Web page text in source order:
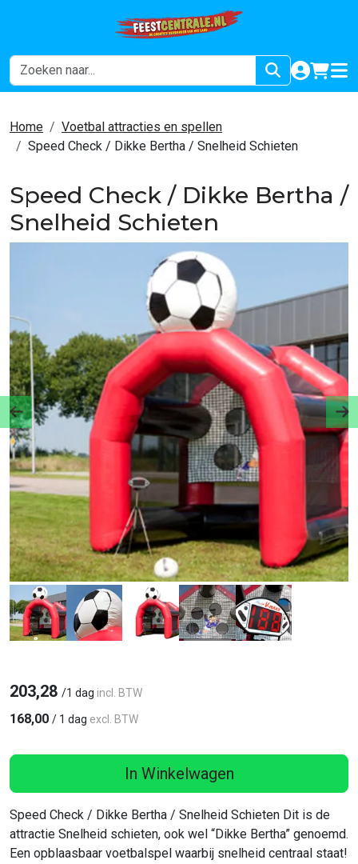
naar
Home
Voetbal attracties en spellen
Speed Check / Dikke Bertha / Snelheid Schieten
Speed Check / Dikke Bertha /
Snelheid Schieten
Previous
203,28 /1 dag incl. BTW
168,00 / 1 dag excl. BTW
In Winkelwagen
Speed Check / Dikke Bertha / Snelheid Schieten Dit is de
attractie Snelheid schieten, ook wel “Dikke Bertha” genoemd.
Een opblaasbaar voetbalspel waarbij snelheid centraal staat!